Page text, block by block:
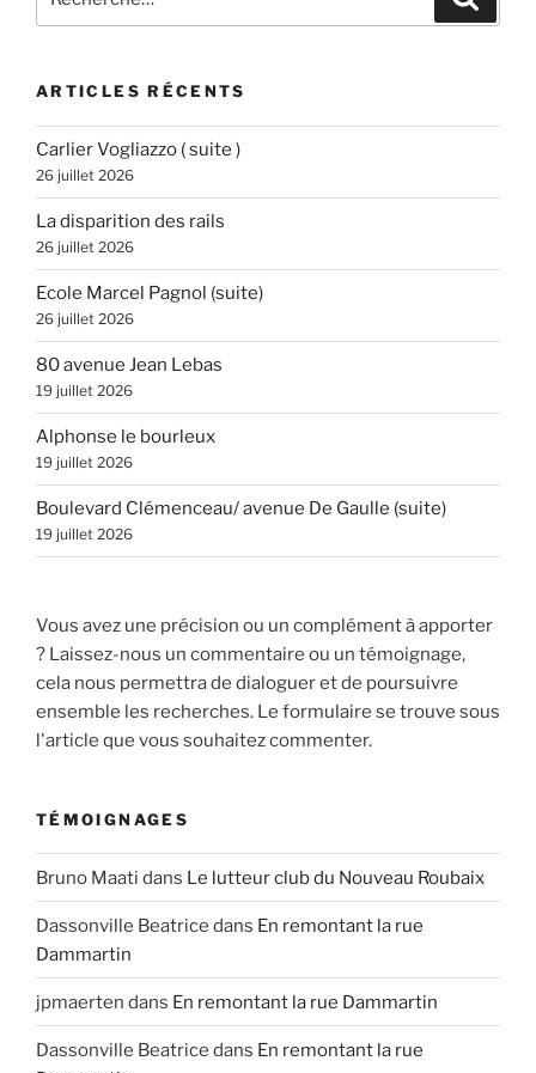
pour
ARTICLES RÉCENTS
Carlier Vogliazzo ( suite )
26 juillet 2026
La disparition des rails
26 juillet 2026
Ecole Marcel Pagnol (suite)
26 juillet 2026
80 avenue Jean Lebas
19 juillet 2026
Alphonse le bourleux
19 juillet 2026
Boulevard Clémenceau/ avenue De Gaulle (suite)
19 juillet 2026
Vous avez une précision ou un complément à apporter
? Laissez-nous un commentaire ou un témoignage,
cela nous permettra de dialoguer et de poursuivre
ensemble les recherches. Le formulaire se trouve sous
l'article que vous souhaitez commenter.
TÉMOIGNAGES
Bruno Maati dans Le lutteur club du Nouveau Roubaix
Dassonville Beatrice dans En remontant la rue
Dammartin
jpmaerten dans En remontant la rue Dammartin
Dassonville Beatrice dans En remontant la rue